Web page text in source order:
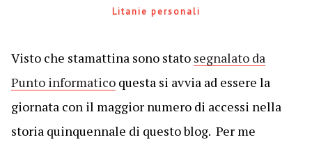
Litanie personali
Visto che stamattina sono stato segnalato da
Punto informaticoquesta si avvia ad essere la
giornata con il maggior numero di accessi nella
storia quinquennale di questo blog. Per me